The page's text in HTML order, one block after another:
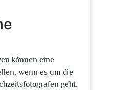
können eine
wenn es um die
geht.